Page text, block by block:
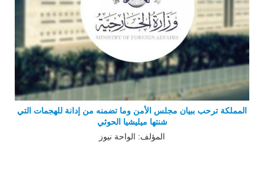
المملكة ترحب ببيان مجلس الأمن وما تضمنه من إدانة للهجمات التي
شنتها ميليشيا الحوثي
المؤلف: الواحة نيوز